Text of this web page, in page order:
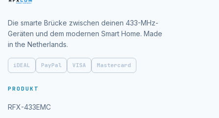
Die smarte Brücke zwischen deinen 433-MHz-
Geräten und dem modernen Smart Home. Made
in the Netherlands.
iDEAL PayPal VISA Mastercard
PRODUKT
RFX-433EMC